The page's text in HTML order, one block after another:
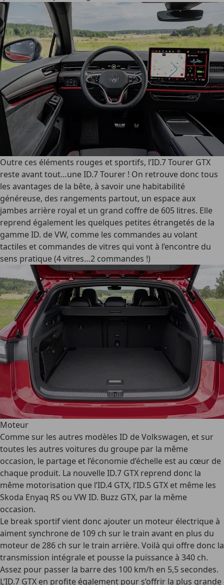
Outre ces éléments rouges et sportifs, l’ID.7 Tourer GTX
reste avant tout…une ID.7 Tourer ! On retrouve donc tous
les avantages de la bête, à savoir une habitabilité
généreuse, des rangements partout, un espace aux
jambes arrière royal et un grand coffre de 605 litres. Elle
reprend également les quelques petites étrangetés de la
gamme ID. de VW, comme les commandes au volant
tactiles et commandes de vitres qui vont à l’encontre du
sens pratique (4 vitres…2 commandes !)
Moteur
Comme sur les autres modèles ID de Volkswagen, et sur
toutes les autres voitures du groupe par la même
occasion, le partage et l’économie d’échelle est au cœur de
chaque produit. La nouvelle ID.7 GTX reprend donc la
même motorisation que l’ID.4 GTX, l’ID.5 GTX et même les
Skoda Enyaq RS ou VW ID. Buzz GTX, par la même
occasion.
Le break sportif vient donc ajouter un moteur électrique à
aiment synchrone de 109 ch sur le train avant en plus du
moteur de 286 ch sur le train arrière. Voilà qui offre donc la
transmission intégrale et pousse la puissance à 340 ch.
Assez pour passer la barre des 100 km/h en 5,5 secondes.
L’ID.7 GTX en profite également pour s’offrir la plus grande